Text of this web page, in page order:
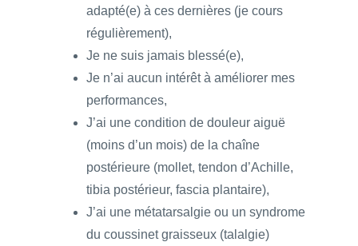
adapté(e) à ces dernières (je cours
régulièrement),
Je ne suis jamais blessé(e),
Je n’ai aucun intérêt à améliorer mes
performances,
J’ai une condition de douleur aiguë
(moins d’un mois) de la chaîne
postérieure (mollet, tendon d’Achille,
tibia postérieur, fascia plantaire),
J’ai une métatarsalgie ou un syndrome
du coussinet graisseux (talalgie)